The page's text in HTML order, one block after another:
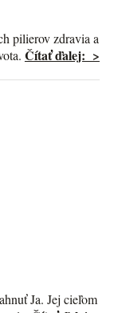
pilierov zdravia a
Čítať ďalej: >
Ja. Jej cieľom